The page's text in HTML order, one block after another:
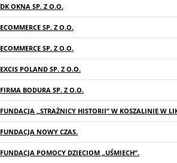
DK OKNA SP. Z O.O.
ECOMMERCE SP. Z O.O.
ECOMMERCE SP. Z O.O.
EXCIS POLAND SP. Z O.O.
FIRMA BODURA SP. Z O.O.
FUNDACJA „STRAŻNICY HISTORII” W KOSZALINIE W
FUNDACJA NOWY CZAS.
FUNDACJA POMOCY DZIECIOM „UŚMIECH”.